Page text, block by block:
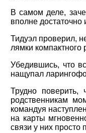
В самом деле,
вполне достаточно
Тидуэл проверил,
лямки компактного
Убедившись, что
нащупал
Трудно
родственникам
командуя
на карты
связи у них просто